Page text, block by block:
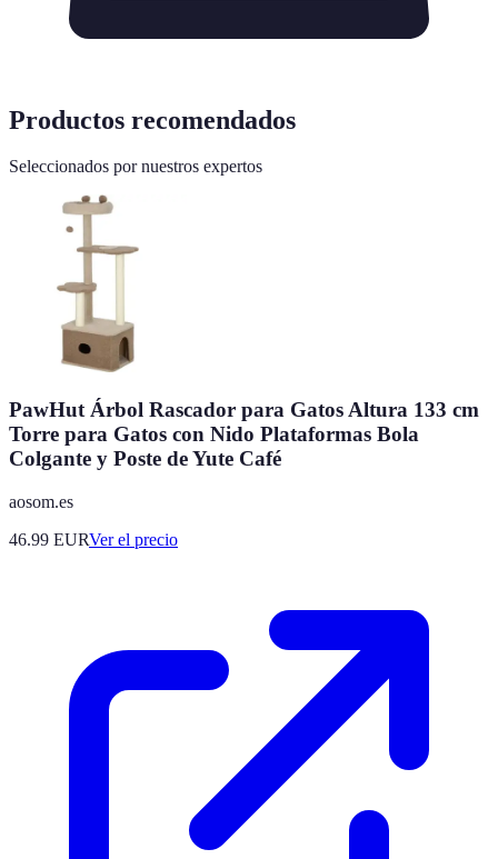
Productos recomendados
Seleccionados por nuestros expertos
PawHut Árbol Rascador para Gatos Altura 133 cm
Torre para Gatos con Nido Plataformas Bola
Colgante y Poste de Yute Café
aosom.es
46.99 EURVer el precio